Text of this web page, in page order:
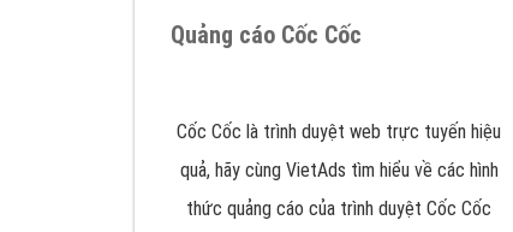
Quảng cáo Cốc Cốc
Cốc Cốc là trình duyệt web trực tuyến hiệu
quả, hãy cùng VietAds tìm hiểu về các hình
thức quảng cáo của trình duyệt Cốc Cốc